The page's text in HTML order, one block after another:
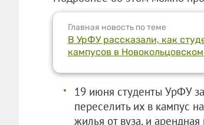
Главная новость по теме
В УрФУ рассказали, как
кампусов в
19 июня студенты УрФУ
переселить их в кампус
жилья от вуза, и